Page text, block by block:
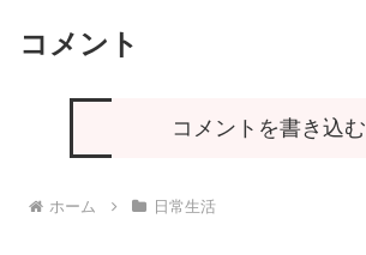
コメント
コメントを書き込む
ホーム 日常生活